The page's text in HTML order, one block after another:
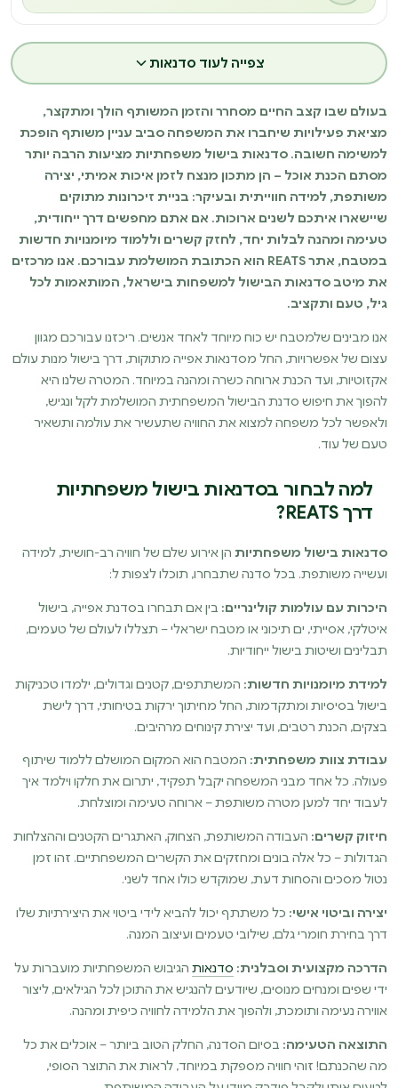
צפייה לעוד סדנאות
בעולם שבו קצב החיים מסחרר והזמן המשותף הולך ומתקצר,
מציאת פעילויות שיחברו את המשפחה סביב עניין משותף הופכת
למשימה חשובה. סדנאות בישול משפחתיות מציעות הרבה יותר
מסתם הכנת אוכל – הן מתכון מנצח לזמן איכות אמיתי, יצירה
משותפת, למידה חווייתית ובעיקר: בניית זיכרונות מתוקים
שיישארו איתכם לשנים ארוכות. אם אתם מחפשים דרך ייחודית,
טעימה ומהנה לבלות יחד, לחזק קשרים וללמוד מיומנויות חדשות
במטבח, אתר REATS הוא הכתובת המושלמת עבורכם. אנו מרכזים
את מיטב סדנאות הבישול למשפחות בישראל, המותאמות לכל
גיל, טעם ותקציב.
אנו מבינים שלמטבח יש כוח מיוחד לאחד אנשים. ריכזנו עבורכם מגוון
עצום של אפשרויות, החל מסדנאות אפייה מתוקות, דרך בישול מנות עולם
אקזוטיות, ועד הכנת ארוחה כשרה ומהנה במיוחד. המטרה שלנו היא
להפוך את חיפוש סדנת הבישול המשפחתית המושלמת לקל ונגיש,
ולאפשר לכל משפחה למצוא את החוויה שתעשיר את עולמה ותשאיר
טעם של עוד.
למה לבחור בסדנאות בישול משפחתיות
דרך REATS?
סדנאות בישול משפחתיות הן אירוע שלם של חוויה רב-חושית, למידה
ועשייה משותפת. בכל סדנה שתבחרו, תוכלו לצפות ל:
היכרות עם עולמות קולינריים: בין אם תבחרו בסדנת אפייה, בישול
איטלקי, אסייתי, ים תיכוני או מטבח ישראלי – תצללו לעולם של טעמים,
תבלינים ושיטות בישול ייחודיות.
למידת מיומנויות חדשות: המשתתפים, קטנים וגדולים, ילמדו טכניקות
בישול בסיסיות ומתקדמות, החל מחיתוך ירקות בטיחותי, דרך לישת
בצקים, הכנת רטבים, ועד יצירת קינוחים מרהיבים.
עבודת צוות משפחתית: המטבח הוא המקום המושלם ללמוד שיתוף
פעולה. כל אחד מבני המשפחה יקבל תפקיד, יתרום את חלקו וילמד איך
לעבוד יחד למען מטרה משותפת – ארוחה טעימה ומוצלחת.
חיזוק קשרים: העבודה המשותפת, הצחוק, האתגרים הקטנים וההצלחות
הגדולות – כל אלה בונים ומחזקים את הקשרים המשפחתיים. זהו זמן
נטול מסכים והסחות דעת, שמוקדש כולו אחד לשני.
יצירה וביטוי אישי: כל משתתף יכול להביא לידי ביטוי את היצירתיות שלו
דרך בחירת חומרי גלם, שילובי טעמים ועיצוב המנה.
הדרכה מקצועית וסבלנית: סדנאות הגיבוש המשפחתיות מועברות על
ידי שפים ומנחים מנוסים, שיודעים להנגיש את התוכן לכל הגילאים, ליצור
אווירה נעימה ותומכת, ולהפוך את הלמידה לחוויה כיפית ומהנה.
התוצאה הטעימה: בסיום הסדנה, החלק הטוב ביותר – אוכלים את כל
מה שהכנתם! זוהי חוויה מספקת במיוחד, לראות את התוצר הסופי,